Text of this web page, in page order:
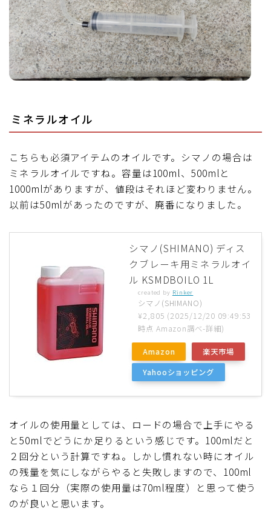
ミネラルオイル
こちらも必須アイテムのオイルです。シマノの場合は
ミネラルオイルですね。容量は100ml、500mlと
1000mlがありますが、値段はそれほど変わりません。
以前は50mlがあったのですが、廃番になりました。
シマノ(SHIMANO) ディス
クブレーキ用ミネラルオイ
ル KSMDBOILO 1L
created by Rinker
シマノ(SHIMANO)
¥2,805 (2025/12/20 09:49:53
時点 Amazon調べ-詳細)
Amazon
楽天市場
Yahooショッピング
オイルの使用量としては、ロードの場合で上手にやる
と50mlでどうにか足りるという感じです。100mlだと
２回分という計算ですね。しかし慣れない時にオイル
の残量を気にしながらやると失敗しますので、100ml
なら１回分（実際の使用量は70ml程度）と思って使う
のが良いと思います。